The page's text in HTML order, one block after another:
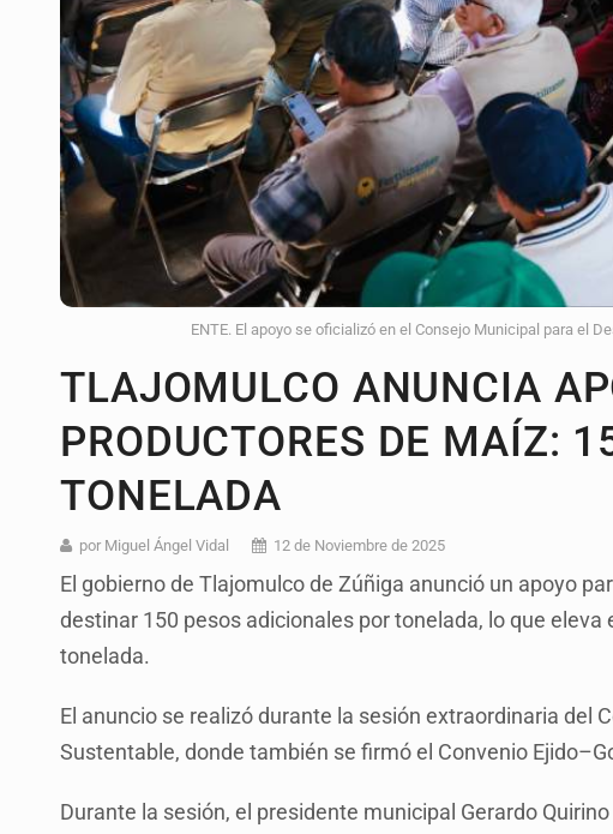
Quinto Patio
ENTE. El apoyo se oficializó en el Consejo Municipal para el
TLAJOMULCO ANUNCIA
PRODUCTORES DE MAÍZ:
TONELADA
por Miguel Ángel Vidal 12 de Noviembre de 2025
El gobierno de Tlajomulco de Zúñiga anunció un apoyo
destinar 150 pesos adicionales por tonelada, lo que
tonelada.
El anuncio se realizó durante la sesión extraordinaria del
Sustentable, donde también se firmó el Convenio
Durante la sesión, el presidente municipal Gerardo